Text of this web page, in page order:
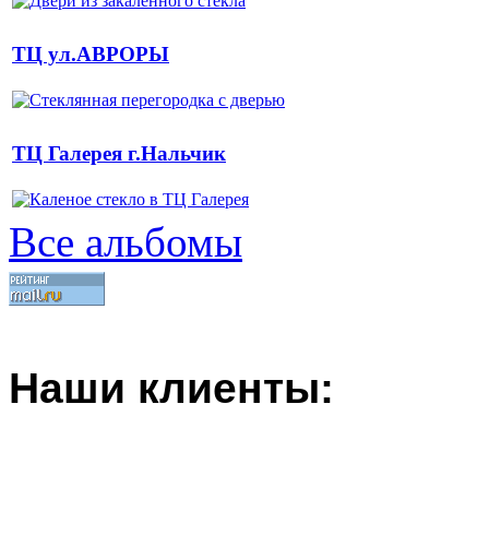
ТЦ ул.АВРОРЫ
ТЦ Галерея г.Нальчик
Все альбомы
Наши клиенты: